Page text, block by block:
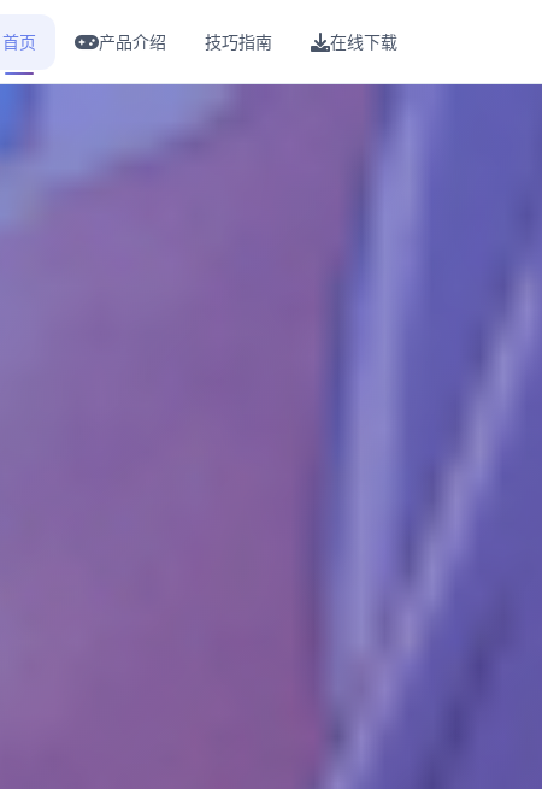
首页 产品介绍 技巧指南 在线下载